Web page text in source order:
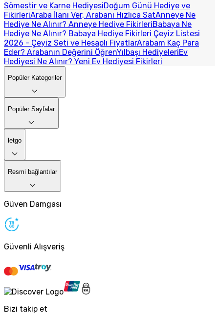
Sömestir ve Karne HediyesiDoğum Günü Hediye ve
FikirleriAraba İlanı Ver, Arabanı Hızlıca SatAnneye Ne
Hediye Ne Alınır? Anneye Hediye FikirleriBabaya Ne
Hediye Ne Alınır? Babaya Hediye Fikirleri Çeyiz Listesi
2026 - Çeyiz Seti ve Hesaplı FiyatlarArabam Kaç Para
Eder? Arabanın Değerini ÖğrenYılbaşı HediyeleriEv
Hediyesi Ne Alınır? Yeni Ev Hediyesi Fikirleri
Popüler Kategoriler
Popüler Sayfalar
letgo
Resmi bağlantılar
Güven Damgası
Güvenli Alışveriş
Bizi takip et